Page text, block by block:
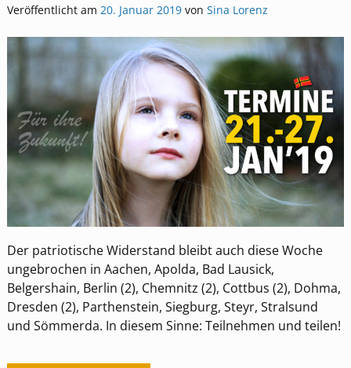
Veröffentlicht am 20. Januar 2019 von Sina Lorenz
Der patriotische Widerstand bleibt auch diese Woche
ungebrochen in Aachen, Apolda, Bad Lausick,
Belgershain, Berlin (2), Chemnitz (2), Cottbus (2), Dohma,
Dresden (2), Parthenstein, Siegburg, Steyr, Stralsund
und Sömmerda. In diesem Sinne: Teilnehmen und teilen!